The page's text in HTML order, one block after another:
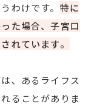
わけです。 特に
た場合、子宮口
れています。
、あるライフス
ることがありま